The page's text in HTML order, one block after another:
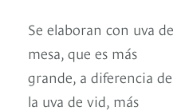
Se elaboran con uva de
mesa, que es más
grande, a diferencia de
la uva de vid, más